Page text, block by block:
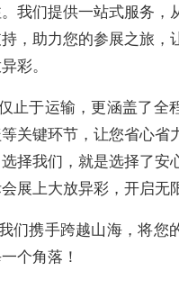
我们提供一站式服务，
，助力您的参展之旅，
彩。
止于运输，更涵盖了全
关键环节，让您省心省
择我们，就是选择了安
展上大放异彩，开启无
们携手跨越山海，将您
个角落！